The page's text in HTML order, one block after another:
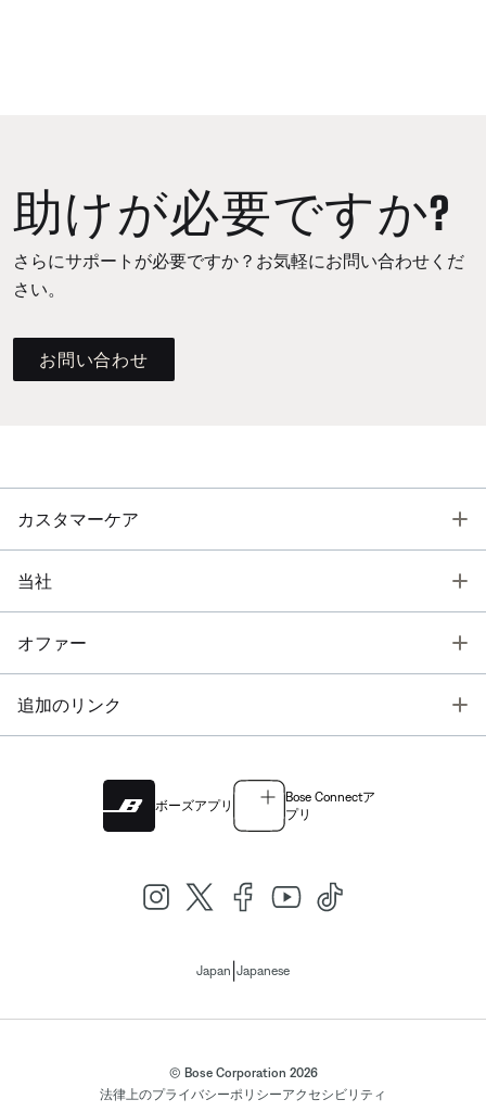
助けが必要ですか?
さらにサポートが必要ですか？お気軽にお問い合わせくだ
さい。
お問い合わせ
カスタマーケア
当社
オファー
追加のリンク
ボーズアプリ
Bose Connectア
プリ
Japan Japanese
© Bose Corporation 2026
法律上のプライバシーポリシーアクセシビリティ